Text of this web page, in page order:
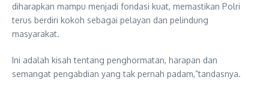
diharapkan mampu menjadi fondasi kuat, memastikan Polri
terus berdiri kokoh sebagai pelayan dan pelindung
masyarakat.
Ini adalah kisah tentang penghormatan, harapan dan
semangat pengabdian yang tak pernah padam,”tandasnya.